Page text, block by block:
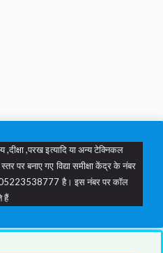
,परख इत्यादि या अन्य टेक्निकल
पर बनाए गए विद्या समीक्षा केंद्र के नंबर
है। इस नंबर पर कॉल
हैं